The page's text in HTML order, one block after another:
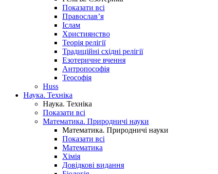
Показати всі
Православ’я
Іслам
Християнство
Теорія релігії
Традиційні східні релігії
Езотеричне вчення
Антропософія
Теософія
Huss
Наука. Техніка
Наука. Техніка
Показати всі
Математика. Природничі науки
Математика. Природничі науки
Показати всі
Математика
Хімія
Довідкові видання